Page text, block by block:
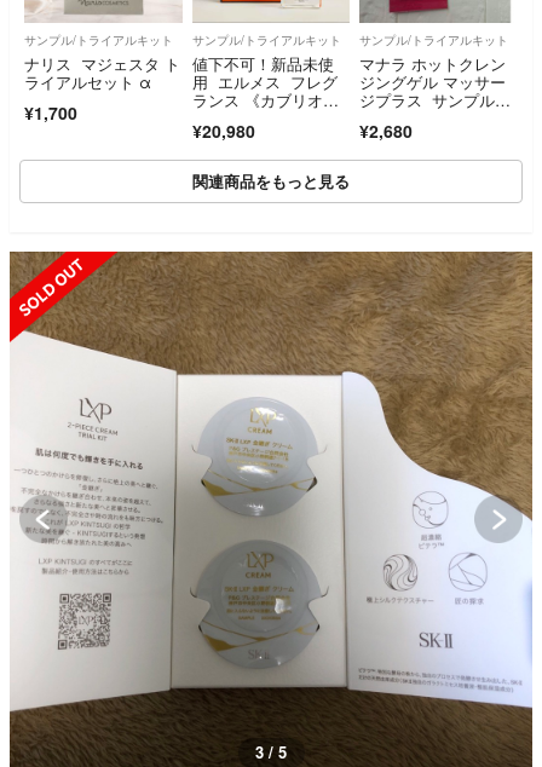
サンプル/トライアルキット
ナリス マジェスタ ト
ライアルセット α
¥1,700
サンプル/トライアルキット
値下不可！新品未使
用 エルメス フレグ
ランス 《カブリオ
ブリオル
¥20,980
サンプル/トライアルキット
マナラ ホットクレン
ジングゲル マッサー
ジプラス サンプル24
¥2,680
関連商品をもっと見る
SOLD OUT
3 / 5